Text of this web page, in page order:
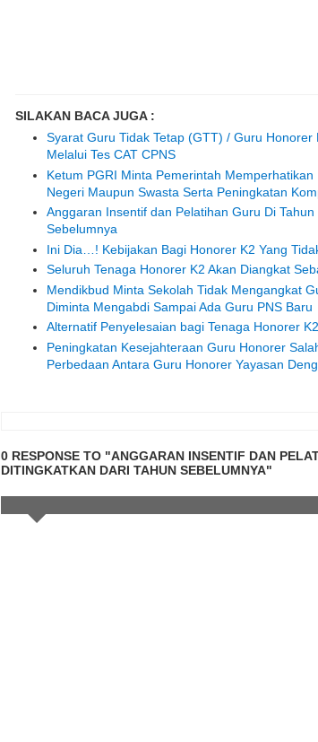
SILAKAN BACA JUGA :
Syarat Guru Tidak Tetap (GTT) / Guru
Melalui Tes CAT CPNS
Ketum PGRI Minta Pemerintah
Negeri Maupun Swasta Serta Peningkatan
Anggaran Insentif dan Pelatihan Guru Di
Sebelumnya
Ini Dia…! Kebijakan Bagi Honorer K2 Yang
Seluruh Tenaga Honorer K2 Akan Diangkat
Mendikbud Minta Sekolah Tidak Mengangkat
Diminta Mengabdi Sampai Ada Guru PNS Baru
Alternatif Penyelesaian bagi Tenaga Honorer
Peningkatan Kesejahteraan Guru Honorer
Perbedaan Antara Guru Honorer Yayasan
0 RESPONSE TO "ANGGARAN INSENTIF DAN
DITINGKATKAN DARI TAHUN SEBELUMNYA"